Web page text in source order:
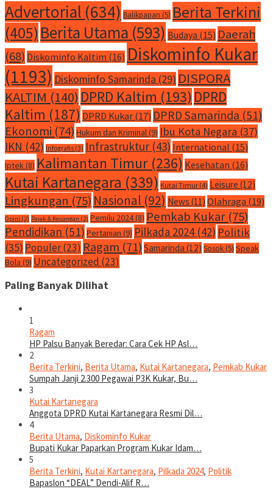
Advertorial (634) Balikpapan (5) Berita Terkini
(405)Berita Utama (593) Budaya (15) Daerah
(68) Diskominfo Kaltim (16) Diskominfo Kukar
(1193) Diskominfo Samarinda (29) DISPORA
KALTIM (140) DPRD Kaltim (193) DPRD
Kaltim (187) DPRD Kukar (17) DPRD Samarinda (51)
Ekonomi (74) Hukum dan Kriminal(9) Ibu Kota Negara (37)
IKN (42) Infografis (3) Infrastruktur (43) International (15)
Iptek(8) Kalimantan Timur (236) Kesehatan (16)
Kutai Kartanegara (339) Kutai Timur (4) Leisure (12)
Lingkungan (75) Nasional (92) News (11) Olahraga (19)
Opini (2) Pajak & Keuangan (2) Pemilu 2024(8) Pemkab Kukar (75)
Pendidikan (51) Pertanian (9) Pilkada 2024(42) Politik
(35) Populer(23) Ragam (71) Samarinda (12) Sosok(5) Speak
Bola (9) Uncategorized (23)
Paling Banyak Dilihat
1
Ragam
HP Palsu Banyak Beredar: Cara Cek HP Asl…
2
Berita Terkini, Berita Utama, Kutai Kartanegara, Pemkab Kukar
Sumpah Janji 2.300 Pegawai P3K Kukar, Bu…
3
Kutai Kartanegara
Anggota DPRD Kutai Kartanegara Resmi Dil…
4
Berita Utama, Diskominfo Kukar
Bupati Kukar Paparkan Program Kukar Idam…
5
Berita Terkini, Kutai Kartanegara, Pilkada 2024, Politik
Bapaslon “DEAL” Dendi-Alif R…